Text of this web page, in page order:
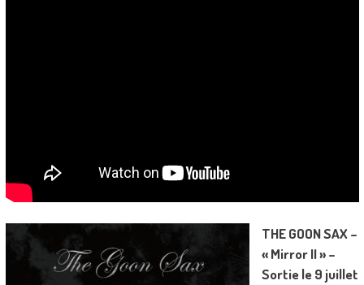
THE GOON SAX –
« Mirror II » –
Sortie le 9 juillet